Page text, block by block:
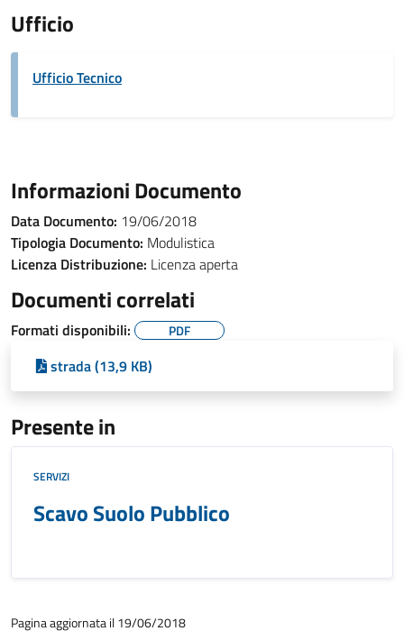
Ufficio
Ufficio Tecnico
Informazioni Documento
Data Documento: 19/06/2018
Tipologia Documento: Modulistica
Licenza Distribuzione: Licenza aperta
Documenti correlati
Formati disponibili: PDF
strada (13,9 KB)
Presente in
SERVIZI
Scavo Suolo Pubblico
Pagina aggiornata il 19/06/2018